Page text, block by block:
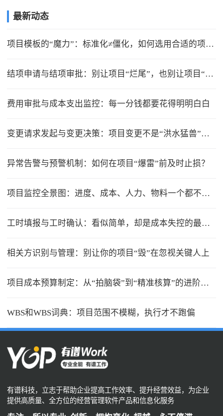
最新动态
项目模板的“魔力”：标准化≠僵化，如何选用合适的项目模版？
结项申请与结项审批：别让项目“烂尾”，也别让项目“无限延期”
费用审批与成本支出监控：每一分钱都要花得明明白白
变更请求发起与变更决策：项目变更不是“洪水猛兽”，但要管住流程
异常告警与预警机制：如何在项目“爆雷”前及时止损？
项目监控全景图：进度、成本、人力、物料一个都不能少
工时填报与工时确认：看似简单，却是成本失控的最大漏洞
相关方识别与管理：别让你的项目“毁”在忽视关键人上
项目成本预算制定：从“拍脑袋”到“精准核算”的进阶之路
WBS和WBS词典：项目范围不模糊，执行才不跑偏
有谱科技，立志于帮助企业提高工作效率、提升经营效益，为企业
提供高质量、全方位的经营管理软件产品和信息化服务